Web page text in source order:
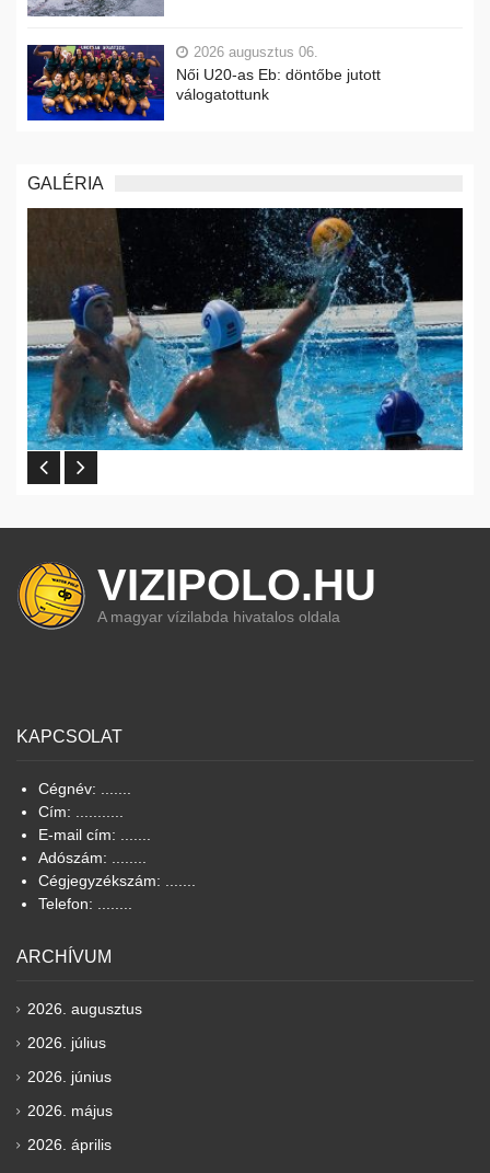
2026 augusztus 06.
Női U20-as Eb: döntőbe jutott
válogatottunk
GALÉRIA
VIZIPOLO.HU
A magyar vízilabda hivatalos oldala
KAPCSOLAT
Cégnév: .......
Cím: ...........
E-mail cím: .......
Adószám: ........
Cégjegyzékszám: .......
Telefon: ........
ARCHÍVUM
2026. augusztus
2026. július
2026. június
2026. május
2026. április